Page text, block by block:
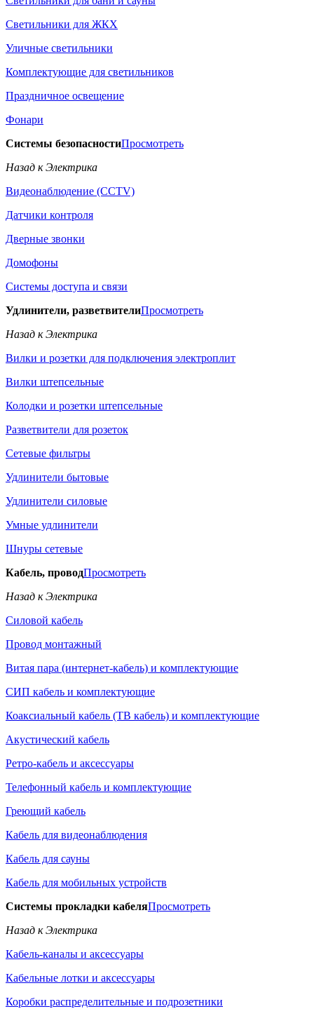
Светильники для ЖКХ
Уличные светильники
Комплектующие для светильников
Праздничное освещение
Фонари
Системы безопасностиПросмотреть
Назад к Электрика
Видеонаблюдение (CCTV)
Датчики контроля
Дверные звонки
Домофоны
Системы доступа и связи
Удлинители, разветвителиПросмотреть
Назад к Электрика
Вилки и розетки для подключения электроплит
Вилки штепсельные
Колодки и розетки штепсельные
Разветвители для розеток
Сетевые фильтры
Удлинители бытовые
Удлинители силовые
Умные удлинители
Шнуры сетевые
Кабель, проводПросмотреть
Назад к Электрика
Силовой кабель
Провод монтажный
Витая пара (интернет-кабель) и комплектующие
СИП кабель и комплектующие
Коаксиальный кабель (ТВ кабель) и комплектующие
Акустический кабель
Ретро-кабель и аксессуары
Телефонный кабель и комплектующие
Греющий кабель
Кабель для видеонаблюдения
Кабель для сауны
Кабель для мобильных устройств
Системы прокладки кабеляПросмотреть
Назад к Электрика
Кабель-каналы и аксессуары
Кабельные лотки и аксессуары
Коробки распределительные и подрозетники